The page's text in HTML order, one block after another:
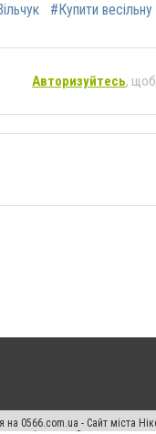
#Купити
Авторизуйтесь, щоб
0566.com.ua - Сайт міста